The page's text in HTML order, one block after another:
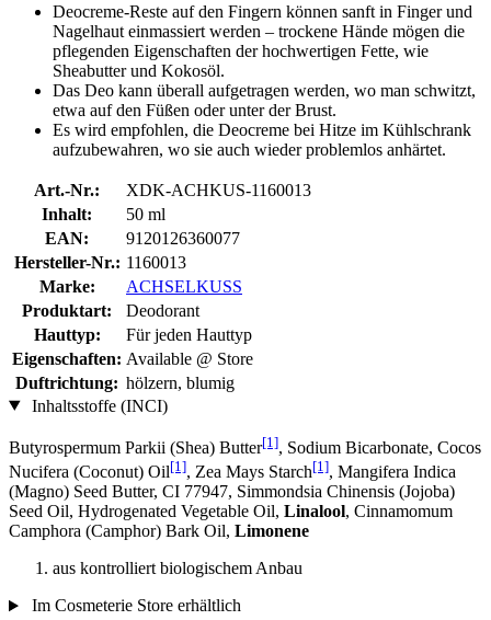
Deocreme-Reste auf den Fingern können sanft in Finger und
Nagelhaut einmassiert werden – trockene Hände mögen die
pflegenden Eigenschaften der hochwertigen Fette, wie
Sheabutter und Kokosöl.
Das Deo kann überall aufgetragen werden, wo man schwitzt,
etwa auf den Füßen oder unter der Brust.
Es wird empfohlen, die Deocreme bei Hitze im Kühlschrank
aufzubewahren, wo sie auch wieder problemlos anhärtet.
Art.-Nr.:
XDK-ACHKUS-1160013
Inhalt:
50 ml
EAN:
9120126360077
Hersteller-Nr.: 1160013
Marke:
ACHSELKUSS
Produktart:
Deodorant
Hauttyp:
Für jeden Hauttyp
Eigenschaften: Available @ Store
Duftrichtung: hölzern, blumig
Inhaltsstoffe (INCI)
Butyrospermum Parkii (Shea) Butter[1], Sodium Bicarbonate, Cocos
Nucifera (Coconut) Oil[1], Zea Mays Starch[1], Mangifera Indica
(Magno) Seed Butter, CI 77947, Simmondsia Chinensis (Jojoba)
Seed Oil, Hydrogenated Vegetable Oil, Linalool, Cinnamomum
Camphora (Camphor) Bark Oil, Limonene
aus kontrolliert biologischem Anbau
Im Cosmeterie Store erhältlich